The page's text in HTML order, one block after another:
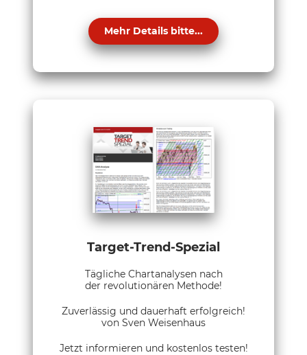
Mehr Details bitte...
Target-Trend-Spezial
Tägliche Chartanalysen nach
der revolutionären Methode!
Zuverlässig und dauerhaft erfolgreich!
von Sven Weisenhaus
Jetzt informieren und kostenlos testen!